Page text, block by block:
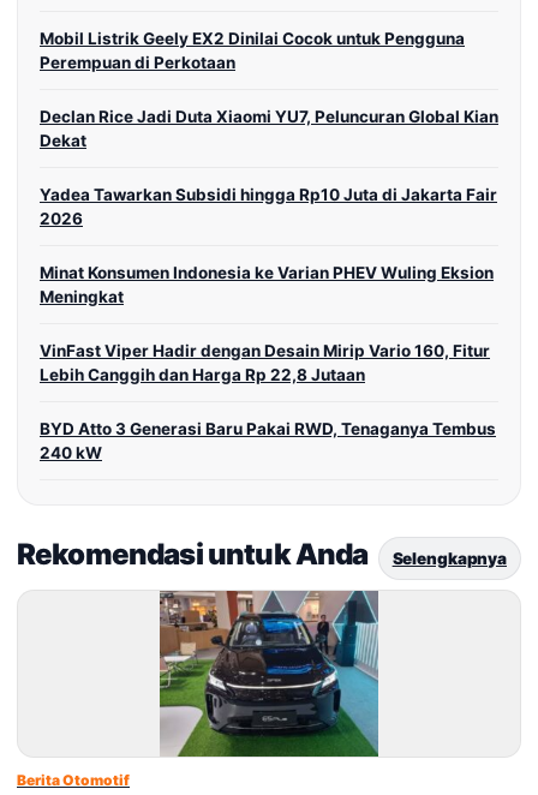
Mobil Listrik Geely EX2 Dinilai Cocok untuk Pengguna
Perempuan di Perkotaan
Declan Rice Jadi Duta Xiaomi YU7, Peluncuran Global Kian
Dekat
Yadea Tawarkan Subsidi hingga Rp10 Juta di Jakarta Fair
2026
Minat Konsumen Indonesia ke Varian PHEV Wuling Eksion
Meningkat
VinFast Viper Hadir dengan Desain Mirip Vario 160, Fitur
Lebih Canggih dan Harga Rp 22,8 Jutaan
BYD Atto 3 Generasi Baru Pakai RWD, Tenaganya Tembus
240 kW
Rekomendasi untuk Anda Selengkapnya
Berita Otomotif